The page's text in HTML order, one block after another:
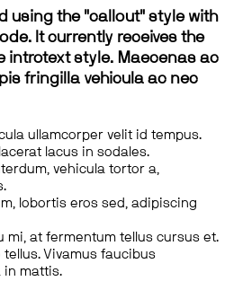
using the "callout" style with
It currently receives the
introtext style. Maecenas ac
fringilla vehicula ac nec
ullamcorper velit id tempus.
lacus in sodales.
vehicula tortor a,
lobortis eros sed, adipiscing
mi, at fermentum tellus cursus et.
Vivamus faucibus
in mattis.